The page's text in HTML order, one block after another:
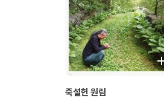
죽설헌 원림